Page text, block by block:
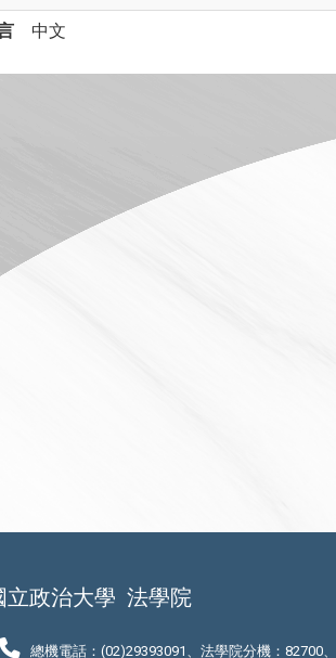
中文
立政治大學 法學院
總機電話：(02)29393091、法學院分機：82700